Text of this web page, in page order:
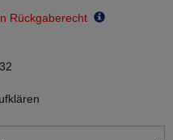
Rückgaberecht